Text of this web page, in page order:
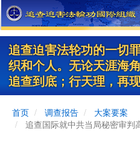
Skip
to
main
content
追查迫害法轮功的一切
织和个人。无论天涯海
追查到底；行天理，再
首页 调查报告
大案要案
追查国际就中共当局秘密审判